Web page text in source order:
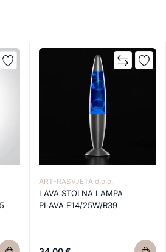
ART-RASVJETA d.o.o.
LAVA STOLNA LAMPA
PLAVA E14/25W/R39